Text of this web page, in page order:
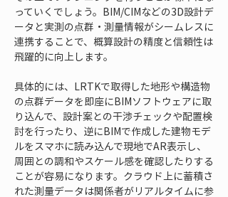
っていくでしょう。BIM/CIMなどの3D設計デ
ータと実測の点群・測量情報がシームレスに
連携することで、概算設計の精度と信頼性は
飛躍的に向上します。
具体的には、LRTKで取得した地形や構造物
の点群データを即座にBIMソフトウェアに取
り込んで、設計案との干渉チェックや配置検
討を行ったり、逆にBIMで作成した建物モデ
ルをスマホに読み込んで現地でAR表示し、
周囲との調和やスケール感を確認したりする
ことが容易になります。クラウド上に蓄積さ
れた測量データは関係者がリアルタイムに参